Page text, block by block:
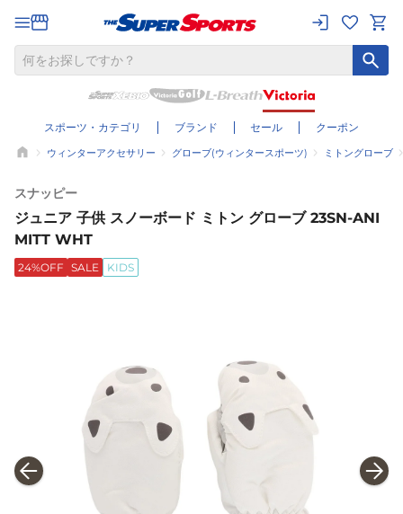
スポーツ・カテゴリ ブランド セール クーポン
ウィンターアクセサリー グローブ(ウィンタースポーツ) ミトングローブ
スナッピー
ジュニア 子供 スノーボード ミトン グローブ 23SN-ANI
MITT WHT
24%OFF SALE KIDS